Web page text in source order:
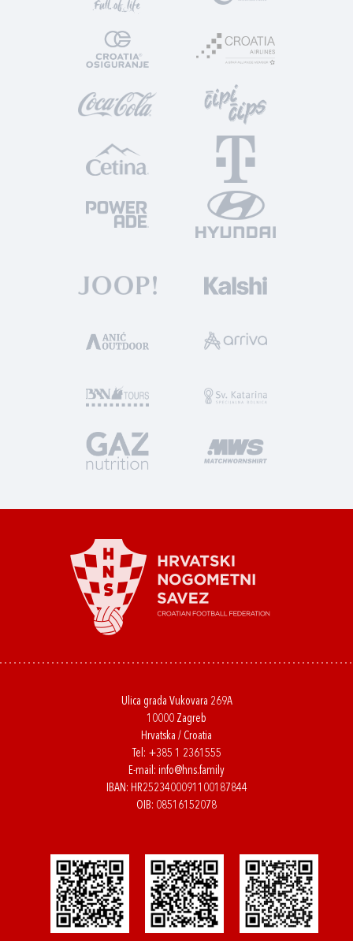
Ulica grada Vukovara 269A
10000 Zagreb
Hrvatska / Croatia
Tel: +385 1 2361555
E-mail: info@hns.family
IBAN: HR2523400091100187844
OIB: 08516152078